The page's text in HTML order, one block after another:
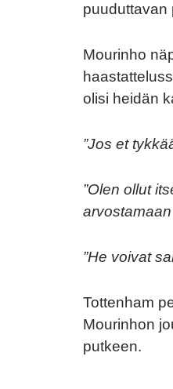
puuduttavan
Mourinho
olisi heidän
”Jos et
”Olen ollut
”He voivat
Tottenham
Mourinhon
putkeen.